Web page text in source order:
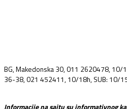
BG, Makedonska 30, 011 2620478, 10/
36-38, 021 452411, 10/18h, SUB: 10/
Informacije na sajtu su informativnog